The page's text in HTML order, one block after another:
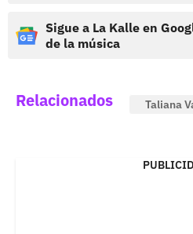
Sigue a La Kalle en
de la música
Relacionados Taliana